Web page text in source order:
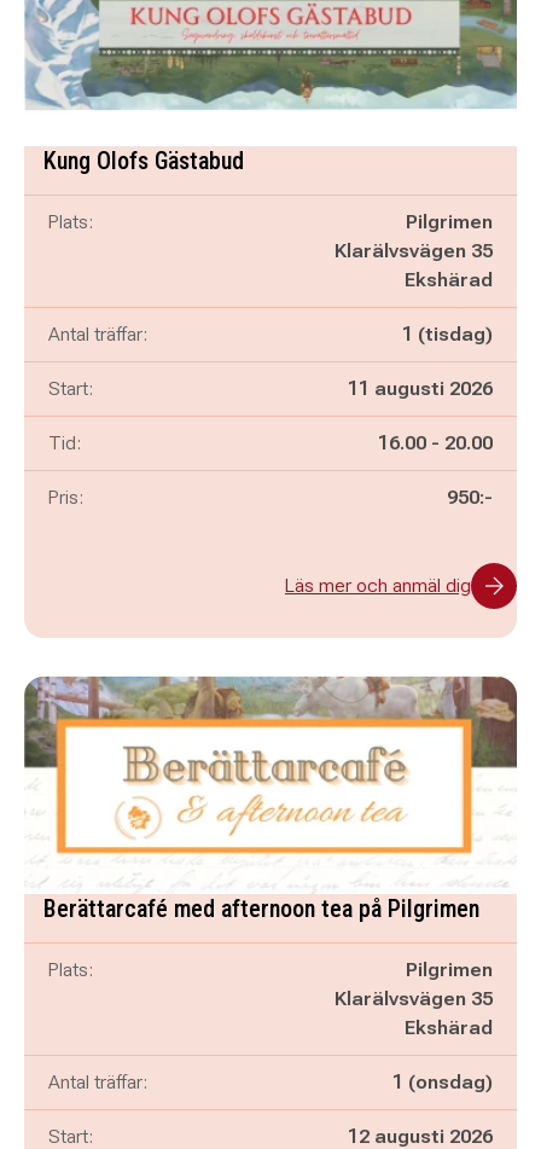
Kung Olofs Gästabud
Plats:
Pilgrimen
Klarälvsvägen 35
Ekshärad
Antal träffar: 1 (tisdag)
Start: 11 augusti 2026
Tid: Pågår mellan
16.00 - och
20.00
Pris: 950:-
Läs mer och anmäl dig
Berättarcafé med afternoon tea på Pilgrimen
Plats:
Pilgrimen
Klarälvsvägen 35
Ekshärad
Antal träffar: 1 (onsdag)
Start: 12 augusti 2026